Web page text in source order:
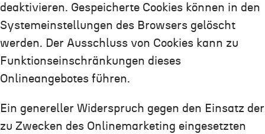
deaktivieren. Gespeicherte Cookies können in den
Systemeinstellungen des Browsers gelöscht
werden. Der Ausschluss von Cookies kann zu
Funktionseinschränkungen dieses
Onlineangebotes führen.
Ein genereller Widerspruch gegen den Einsatz der
zu Zwecken des Onlinemarketing eingesetzten